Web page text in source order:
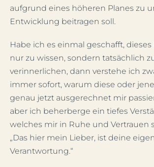
aufgrund eines höheren Planes zu
Entwicklung beitragen soll.
Habe ich es einmal geschafft,
nur zu wissen, sondern tatsächlich
verinnerlichen, dann verstehe ich
immer sofort, warum diese oder
genau jetzt ausgerechnet mir
aber ich beherberge ein tiefes
welches mir in Ruhe und Vertrauen
„Das hier mein Lieber, ist deine
Verantwortung.“